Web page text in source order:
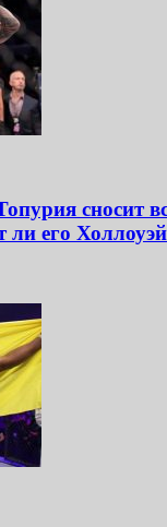
сносит
ли его